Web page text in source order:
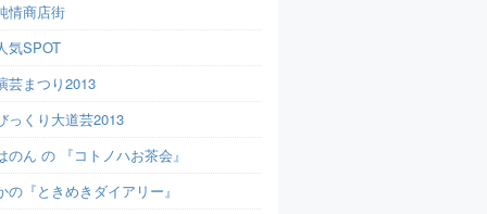
情商店街
気SPOT
芸まつり2013
っくり大道芸2013
のん の 『コトノハお茶会』
の『ときめきダイアリー』